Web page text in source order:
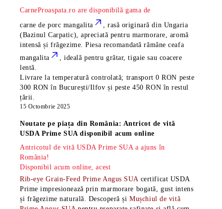
CarneProaspata.ro are disponibilă gama de
carne de porc mangalita
, rasă originară din Ungaria
(Bazinul Carpatic), apreciată pentru marmorare, aromă
intensă și frăgezime. Piesa recomandată rămâneceafa
mangalita
, ideală pentru grătar, tigaie sau coacere
lentă.
Livrare la temperatură controlată; transport 0 RON peste
300 RON în București/Ilfov și peste 450 RON în restul
țării.
15 Octombrie 2025
Noutate pe piața din România: Antricot de vită
USDA Prime SUA disponibil acum online
Antricotul de vită USDA Prime SUA a ajuns în
România!
Disponibil acum online, acest
Rib-eye Grain-Feed Prime Angus SUA certificat USDA
Prime impresionează prin marmorare bogată, gust intens
și frăgezime naturală. Descoperă șiMușchiul de vită